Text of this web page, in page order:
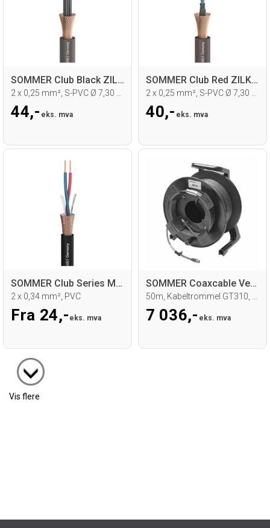
SOMMER Club Black ZILK Mikrofonkabel
44,- eks. mva
SOMMER Club Red ZILK Mikrofonkabel
40,- eks. mva
SOMMER Club Series MKII Mikrofonkabel
2 x 0,34 mm², PVC
Fra 24,- eks. mva
SOMMER Coaxcable Vector Plus 1.2L/4.8DZ
7 036,- eks. mva
Vis flere